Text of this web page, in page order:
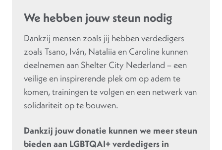
We hebben jouw steun nodig
Dankzij mensen zoals jij hebben verdedigers
zoals Tsano, Iván, Nataliia en Caroline kunnen
deelnemen aan Shelter City Nederland – een
veilige en inspirerende plek om op adem te
komen, trainingen te volgen en een netwerk van
solidariteit op te bouwen.
Dankzij jouw donatie kunnen we meer steun
bieden aan LGBTQAI+ verdedigers in